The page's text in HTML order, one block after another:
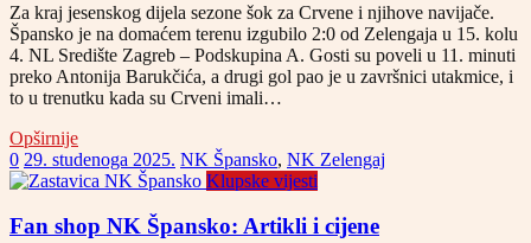
Za kraj jesenskog dijela sezone šok za Crvene i njihove navijače.
Špansko je na domaćem terenu izgubilo 2:0 od Zelengaja u 15. kolu
4. NL Središte Zagreb – Podskupina A. Gosti su poveli u 11. minuti
preko Antonija Barukčića, a drugi gol pao je u završnici utakmice, i
to u trenutku kada su Crveni imali…
Opširnije
0 29. studenoga 2025. NK Špansko, NK Zelengaj
Klupske vijesti
Fan shop NK Špansko: Artikli i cijene